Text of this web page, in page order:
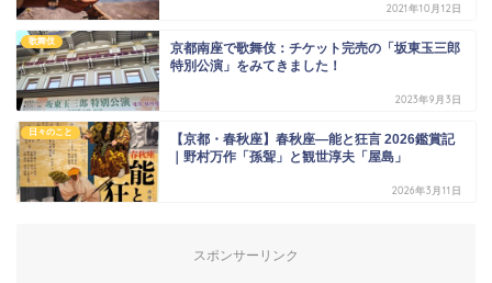
2021年10月12日
歌舞伎
京都南座で歌舞伎：チケット完売の「坂東玉三郎
特別公演」をみてきました！
2023年9月3日
日々のこと
【京都・春秋座】春秋座―能と狂言 2026鑑賞記
｜野村万作「孫聟」と観世淳夫「屋島」
2026年3月11日
スポンサーリンク